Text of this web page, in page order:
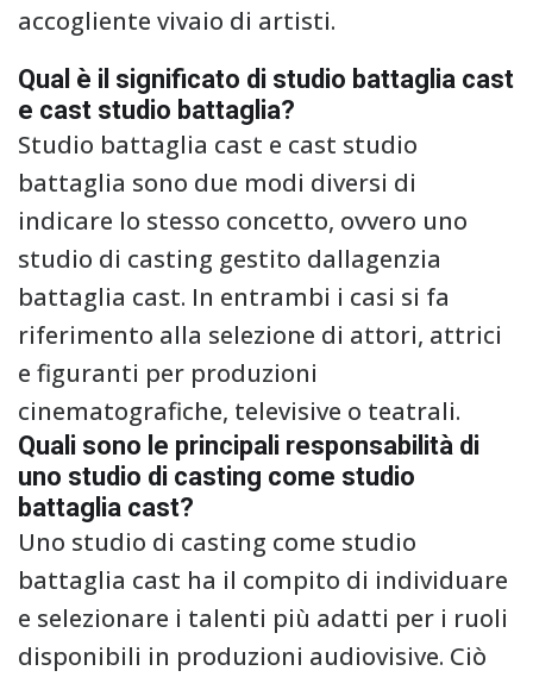
accogliente vivaio di artisti.
Qual è il significato di studio battaglia cast
e cast studio battaglia?
Studio battaglia cast e cast studio
battaglia sono due modi diversi di
indicare lo stesso concetto, ovvero uno
studio di casting gestito dallagenzia
battaglia cast. In entrambi i casi si fa
riferimento alla selezione di attori, attrici
e figuranti per produzioni
cinematografiche, televisive o teatrali.
Quali sono le principali responsabilità di
uno studio di casting come studio
battaglia cast?
Uno studio di casting come studio
battaglia cast ha il compito di individuare
e selezionare i talenti più adatti per i ruoli
disponibili in produzioni audiovisive. Ciò